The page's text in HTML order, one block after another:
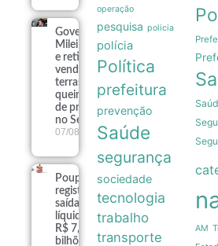
Governo
Milei recua
e retira
venda de
terras
queimadas
de projeto
no Senado
07/08
Poupança
registra
saída
líquida de
R$ 7,15
bilhões
operação
pesquisa policia
polícia
Política
prefeitura
prevenção
Saúde
segurança
sociedade
tecnologia
trabalho
transporte
AM